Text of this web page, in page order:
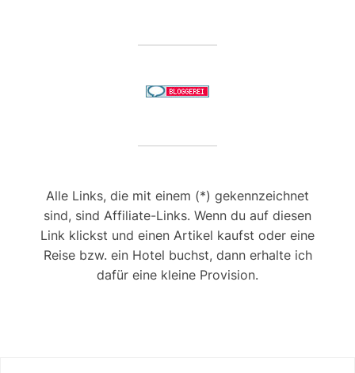
Alle Links, die mit einem (*) gekennzeichnet
sind, sind Affiliate-Links. Wenn du auf diesen
Link klickst und einen Artikel kaufst oder eine
Reise bzw. ein Hotel buchst, dann erhalte ich
dafür eine kleine Provision.